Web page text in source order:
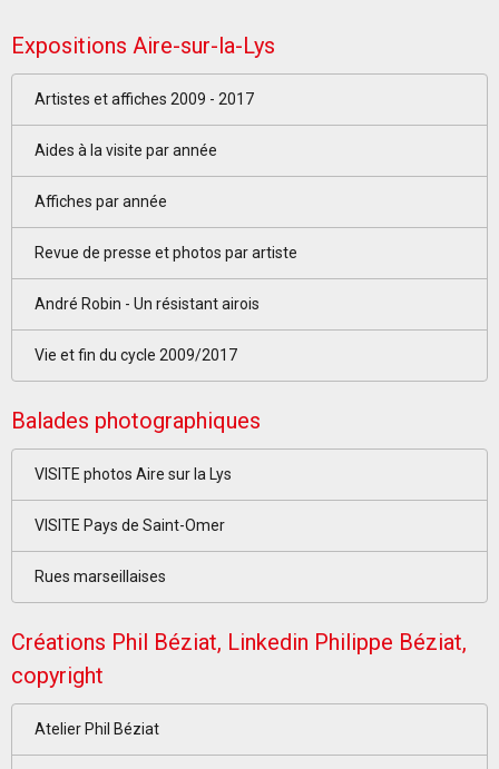
Expositions Aire-sur-la-Lys
Artistes et affiches 2009 - 2017
Aides à la visite par année
Affiches par année
Revue de presse et photos par artiste
André Robin - Un résistant airois
Vie et fin du cycle 2009/2017
Balades photographiques
VISITE photos Aire sur la Lys
VISITE Pays de Saint-Omer
Rues marseillaises
Créations Phil Béziat, Linkedin Philippe Béziat,
copyright
Atelier Phil Béziat